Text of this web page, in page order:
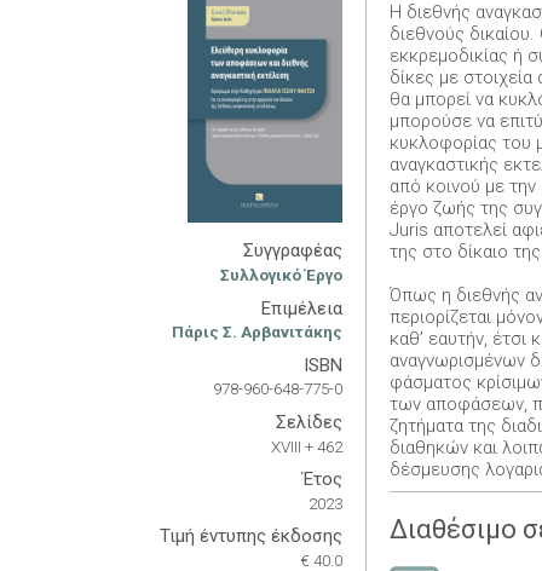
Συγγραφέας
Συλλογικό Έργο
Επιμέλεια
Πάρις Σ. Αρβανιτάκης
ISBN
978-960-648-775-0
Σελίδες
XVIII + 462
Έτος
2023
Τιμή έντυπης έκδοσης
€ 40.0
Η διεθνής
διεθνούς
εκκρεμοδικίας ή
δίκες με
θα μπορεί να
μπορούσε να
κυκλοφορίας του
αναγκαστικής
από κοινού με
έργο ζωής της
Juris αποτελεί
της στο δίκαιο
Όπως η διεθνής
περιορίζεται
καθ’ εαυτήν, έτσι
αναγνωρισμένων
φάσματος
των αποφάσεων,
ζητήματα της
διαθηκών και
δέσμευσης
Διαθέσιμο